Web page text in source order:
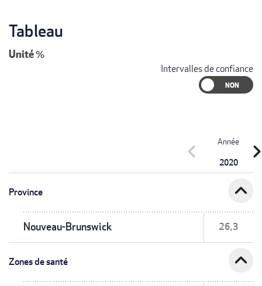
Tableau
Unité%
Intervalles de confiance
Année
2020
chevron_left
Province expand_less
Nouveau-Brunswick 26,3
Zones de santé expand_less